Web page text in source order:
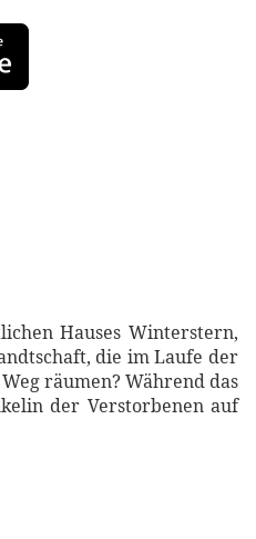
Hauses Winterstern,
die im Laufe der
räumen? Während das
der Verstorbenen auf